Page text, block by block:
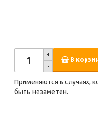
+
-
В
Применяются в случаях,
быть незаметен.